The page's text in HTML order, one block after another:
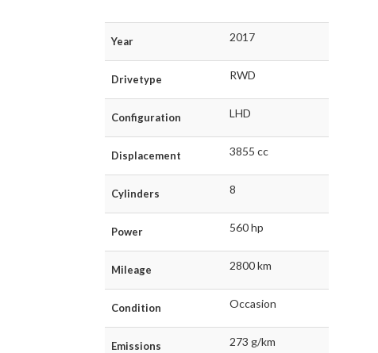
Year 2017
Drivetype RWD
Configuration LHD
Displacement 3855 cc
Cylinders 8
Power 560 hp
Mileage 2800 km
Condition Occasion
Emissions 273 g/km